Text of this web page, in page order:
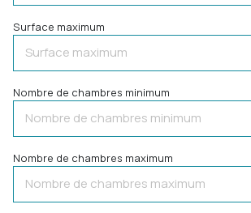
Surface maximum
Nombre de chambres minimum
Nombre de chambres maximum